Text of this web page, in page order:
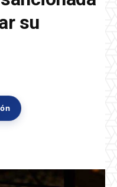
su